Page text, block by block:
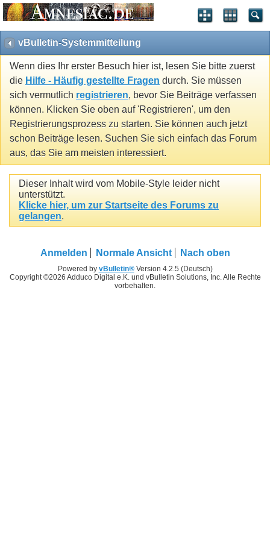
vBulletin-Systemmitteilung
Wenn dies Ihr erster Besuch hier ist, lesen Sie bitte zuerst
die Hilfe - Häufig gestellte Fragen durch. Sie müssen
sich vermutlich registrieren, bevor Sie Beiträge verfassen
können. Klicken Sie oben auf 'Registrieren', um den
Registrierungsprozess zu starten. Sie können auch jetzt
schon Beiträge lesen. Suchen Sie sich einfach das Forum
aus, das Sie am meisten interessiert.
Dieser Inhalt wird vom Mobile-Style leider nicht
unterstützt.
Klicke hier, um zur Startseite des Forums zu
gelangen.
Anmelden Normale Ansicht Nach oben
Powered by vBulletin®Version 4.2.5 (Deutsch)
Copyright ©2026 Adduco Digital e.K. und vBulletin Solutions, Inc. Alle Rechte
vorbehalten.